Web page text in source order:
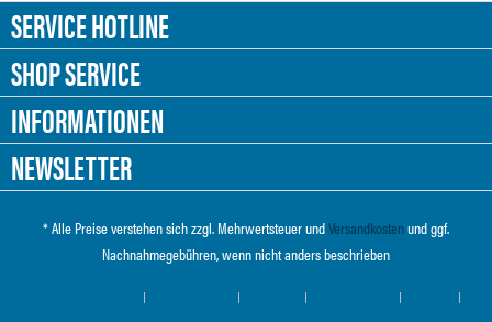
SERVICE HOTLINE
SHOP SERVICE
INFORMATIONEN
NEWSLETTER
* Alle Preise verstehen sich zzgl. Mehrwertsteuer undVersandkostenund ggf.
Nachnahmegebühren, wenn nicht anders beschrieben